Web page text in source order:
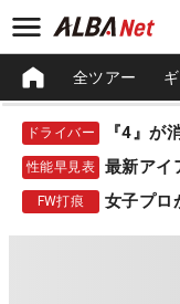
全ツアー
ドライバー
性能早見表 最新アイ
FW打痕 女子プロ